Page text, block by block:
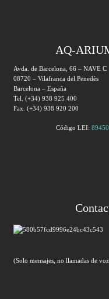
AQ-
Avda. de Barcelona, 66 – NAVE C
08720 – Vilafranca del Penedès
Barcelona – España
Tel. (+34) 938 925 400
Fax. (+34) 938 920 200
Código LEI:
(Solo mensajes, no llamadas de